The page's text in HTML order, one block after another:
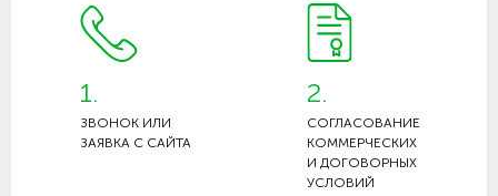
1.
ЗВОНОК ИЛИ
ЗАЯВКА С САЙТА
2.
СОГЛАСОВАНИЕ
КОММЕРЧЕСКИХ
И ДОГОВОРНЫХ
УСЛОВИЙ